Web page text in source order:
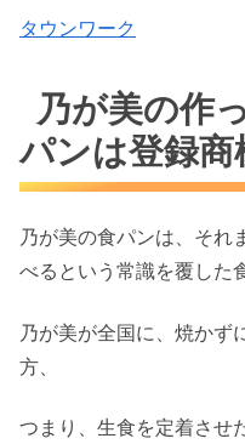
タウンワーク
乃が美の作
パンは登録商
乃が美の食パンは、それ
べるという常識を覆した
乃が美が全国に、焼かず
方、
つまり、生食を定着させ